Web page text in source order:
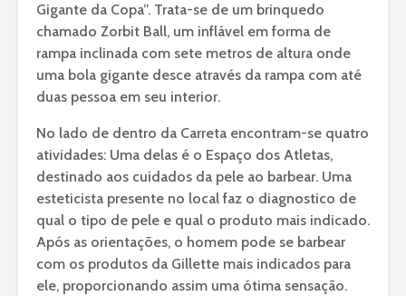
Gigante da Copa”. Trata-se de um brinquedo
chamado Zorbit Ball, um inflável em forma de
rampa inclinada com sete metros de altura onde
uma bola gigante desce através da rampa com até
duas pessoa em seu interior.
No lado de dentro da Carreta encontram-se quatro
atividades: Uma delas é o Espaço dos Atletas,
destinado aos cuidados da pele ao barbear. Uma
esteticista presente no local faz o diagnostico de
qual o tipo de pele e qual o produto mais indicado.
Após as orientações, o homem pode se barbear
com os produtos da Gillette mais indicados para
ele, proporcionando assim uma ótima sensação.